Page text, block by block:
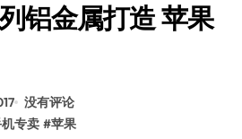
铝金属打造 苹果
没有评论
专卖 #苹果